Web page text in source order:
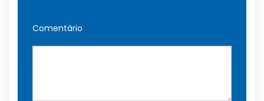
Comentário